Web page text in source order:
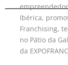
Ibérica,
Franchising,
no Pátio da
da